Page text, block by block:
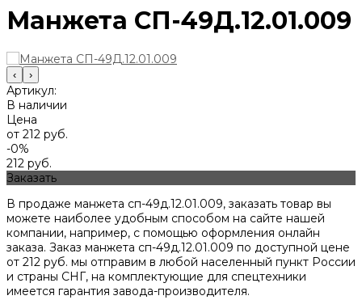
Манжета СП-49Д.12.01.009
‹ ›
Артикул:
В наличии
Цена
от 212 руб.
-0%
212 руб.
Заказать
В продаже манжета сп-49д.12.01.009, заказать товар вы
можете наиболее удобным способом на сайте нашей
компании, например, с помощью оформления онлайн
заказа. Заказ манжета сп-49д.12.01.009 по доступной цене
от 212 руб. мы отправим в любой населенный пункт России
и страны СНГ, на комплектующие для спецтехники
имеется гарантия завода-производителя.